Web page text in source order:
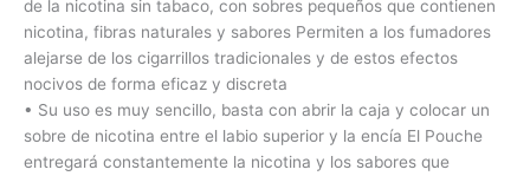
de la nicotina sin tabaco, con sobres pequeños que contienen
nicotina, fibras naturales y sabores Permiten a los fumadores
alejarse de los cigarrillos tradicionales y de estos efectos
nocivos de forma eficaz y discreta
• Su uso es muy sencillo, basta con abrir la caja y colocar un
sobre de nicotina entre el labio superior y la encía El Pouche
entregará constantemente la nicotina y los sabores que